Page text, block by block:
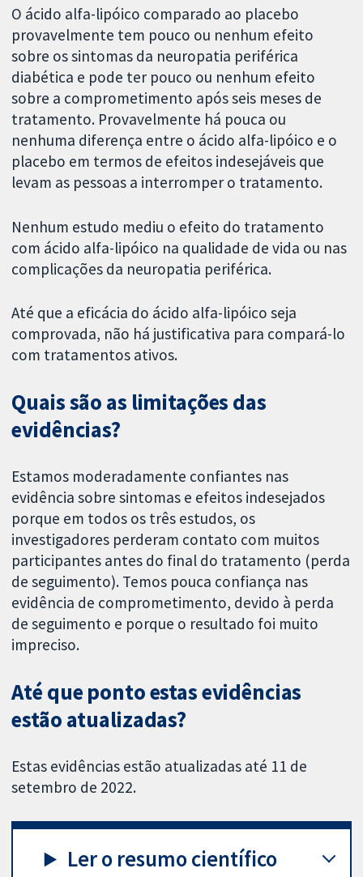
O ácido alfa-lipóico comparado ao placebo
provavelmente tem pouco ou nenhum efeito
sobre os sintomas da neuropatia periférica
diabética e pode ter pouco ou nenhum efeito
sobre a comprometimento após seis meses de
tratamento. Provavelmente há pouca ou
nenhuma diferença entre o ácido alfa-lipóico e o
placebo em termos de efeitos indesejáveis ​​que
levam as pessoas a interromper o tratamento.
Nenhum estudo mediu o efeito do tratamento
com ácido alfa-lipóico na qualidade de vida ou nas
complicações da neuropatia periférica.
Até que a eficácia do ácido alfa-lipóico seja
comprovada, não há justificativa para compará-lo
com tratamentos ativos.
Quais são as limitações das
evidências?
Estamos moderadamente confiantes nas
evidência sobre sintomas e efeitos indesejados
porque em todos os três estudos, os
investigadores perderam contato com muitos
participantes antes do final do tratamento (perda
de seguimento). Temos pouca confiança nas
evidência de comprometimento, devido à perda
de seguimento e porque o resultado foi muito
impreciso.
Até que ponto estas evidências
estão atualizadas?
Estas evidências estão atualizadas até 11 de
setembro de 2022.
Ler o resumo científico